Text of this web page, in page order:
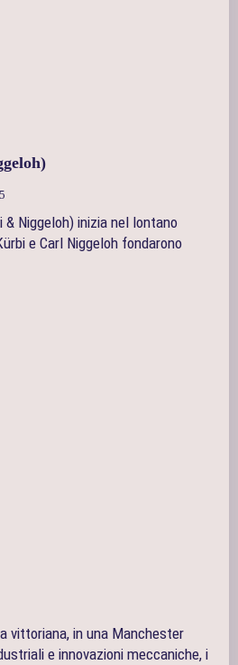
& Niggeloh) inizia nel lontano
e Carl Niggeloh fondarono
vittoriana, in una Manchester
e innovazioni meccaniche, i